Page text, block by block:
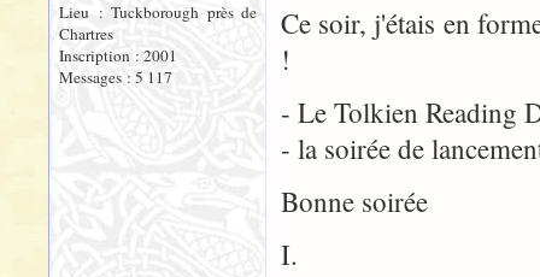
Lieu : Tuckborough près de
Chartres
Inscription : 2001
Messages : 5 117
Ce soir, j'étais en
!
- Le Tolkien Reading
- la soirée de
Bonne soirée
I.